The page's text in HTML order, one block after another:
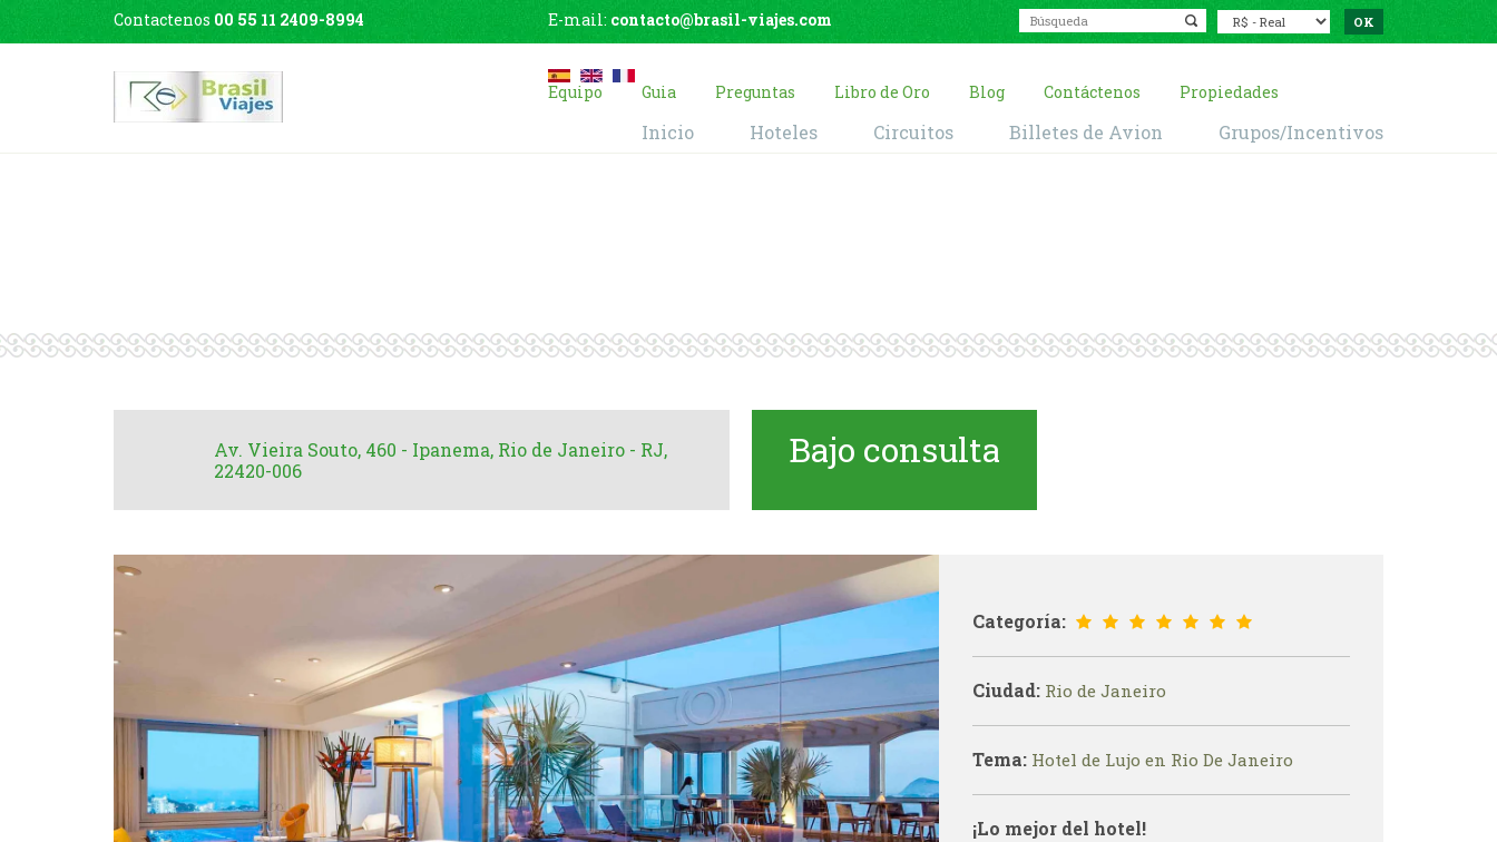
Contactenos 00 55 11 2409-8994 E-mail: contacto@brasil-viajes.com
Equipo Guia Preguntas Libro de Oro Blog Contáctenos Propiedades
Inicio Hoteles Circuitos Billetes de Avion Grupos/Incentivos
Av. Vieira Souto, 460 - Ipanema, Rio de Janeiro - RJ,
22420-006
Bajo consulta
Categoría:
Ciudad: Rio de Janeiro
Tema: Hotel de Lujo en Rio De Janeiro
¡Lo mejor del hotel!